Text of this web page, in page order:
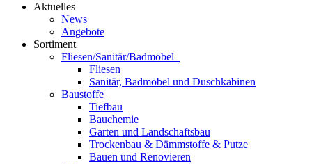
Aktuelles
News
Angebote
Sortiment
Fliesen/Sanitär/Badmöbel
Fliesen
Sanitär, Badmöbel und Duschkabinen
Baustoffe
Tiefbau
Bauchemie
Garten und Landschaftsbau
Trockenbau & Dämmstoffe & Putze
Bauen und Renovieren